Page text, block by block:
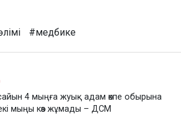
#медбике
4 мыңға жуық адам өкпе обырына
мыңы көз жұмады – ДСМ